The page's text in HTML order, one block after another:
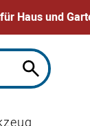
Haus und